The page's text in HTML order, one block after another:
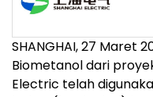
SHANGHAI,27 Maret
Biometanol dari
Electric telah